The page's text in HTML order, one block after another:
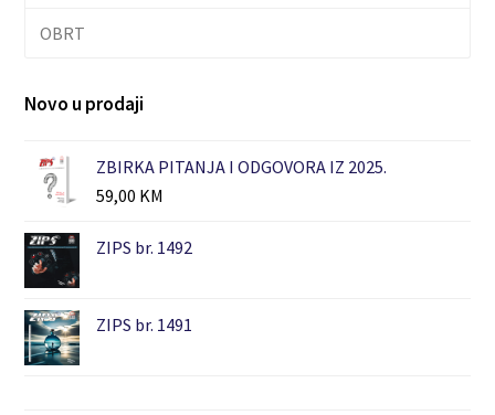
OBRT
Novo u prodaji
ZBIRKA PITANJA I ODGOVORA IZ 2025.
59,00 KM
ZIPS br. 1492
ZIPS br. 1491